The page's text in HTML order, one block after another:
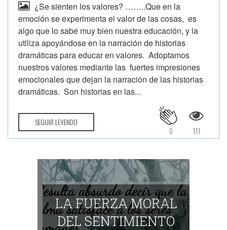
¿Se sienten los valores? ……..Que en la
emoción se experimenta el valor de las cosas, es
algo que lo sabe muy bien nuestra educación, y la
utiliza apoyándose en la narración de historias
dramáticas para educar en valores. Adoptamos
nuestros valores mediante las fuertes impresiones
emocionales que dejan la narración de las historias
dramáticas. Son historias en las...
SEGUIR LEYENDO
111
0
LA FUERZA MORAL
DEL SENTIMIENTO